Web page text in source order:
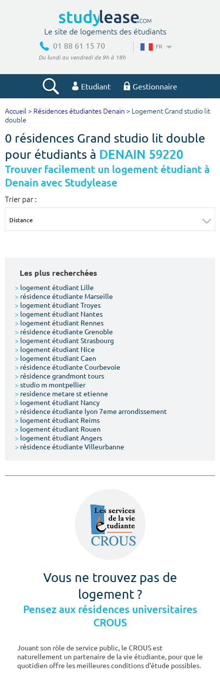
Le site de logements des étudiants
01 88 61 15 70
Du lundi au vendredi de 9h à 18h
FR
Etudiant Gestionnaire
Votre recherche
Ville, école
Budget min
€
Budget max
€
Surface min Surface max
Type de location
Votre date d'entrée
Chercher
Accueil > Résidences étudiantes Denain > Logement Grand studio lit
double
0 résidences Grand studio lit double
pour étudiants à DENAIN 59220
Trouver facilement un logement étudiant à
Denain avec Studylease
Trier par :
Les plus recherchées
> logement étudiant Lille
> résidence étudiante Marseille
> logement étudiant Troyes
> logement étudiant Nantes
> logement étudiant Rennes
> résidence étudiante Grenoble
> logement étudiant Strasbourg
> logement étudiant Nice
> logement étudiant Caen
> résidence étudiante Courbevoie
> résidence grandmont tours
> studio m montpellier
> residence metare st etienne
> logement étudiant Nancy
> résidence étudiante lyon 7eme arrondissement
> logement étudiant Reims
> logement étudiant Rouen
> logement étudiant Angers
> résidence étudiante Villeurbanne
Vous ne trouvez pas de
logement ?
Pensez aux résidences universitaires
CROUS
Jouant son rôle de service public, le CROUS est
naturellement un partenaire de la vie étudiante, pour que le
quotidien offre les meilleures conditions d'étude possibles.